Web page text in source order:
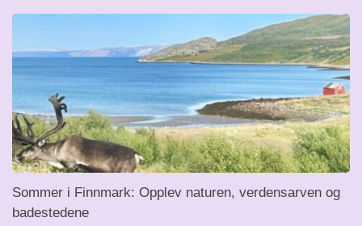
Sommer i Finnmark: Opplev naturen, verdensarven og
badestedene